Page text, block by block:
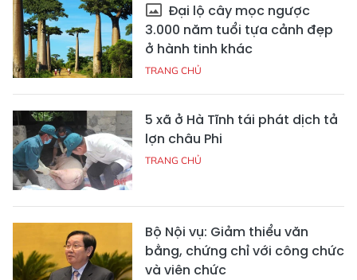
Đại lộ cây mọc ngược
3.000 năm tuổi tựa cảnh đẹp
ở hành tinh khác
TRANG CHỦ
5 xã ở Hà Tĩnh tái phát dịch tả
lợn châu Phi
TRANG CHỦ
Bộ Nội vụ: Giảm thiểu văn
bằng, chứng chỉ với công chức
và viên chức